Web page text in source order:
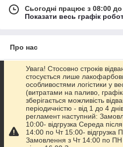
Сьогодні працює з 08:00
Показати весь графік
Про нас
Контакти
Доставка та оплата
Графік роботи
Повна версія сайту
Увага! Стосовно строків
стосується лише
особливостями логістики у
(витратами на паливо,
зберігається можливість
періодичністю - від 1 до 4
регламент наступний:
10:00- відгрузка Середа
14:00 по Чт 15:00- відгрузка
Замовлення з Чт 14:00 по ПН